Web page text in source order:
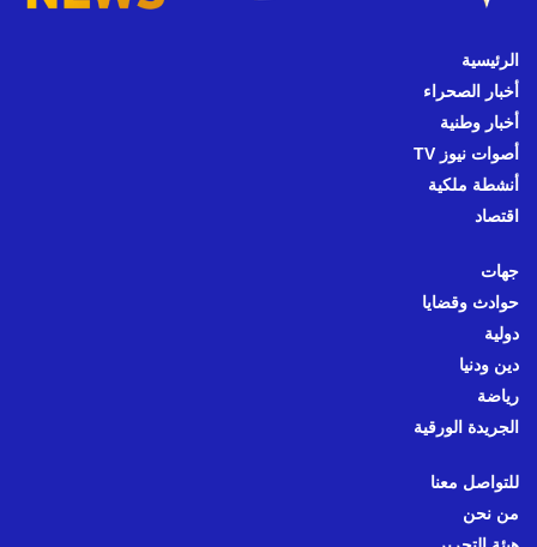
الرئيسية
أخبار الصحراء
أخبار وطنية
أصوات نيوز TV
أنشطة ملكية
اقتصاد
جهات
حوادث وقضايا
دولية
دين ودنيا
رياضة
الجريدة الورقية
للتواصل معنا
من نحن